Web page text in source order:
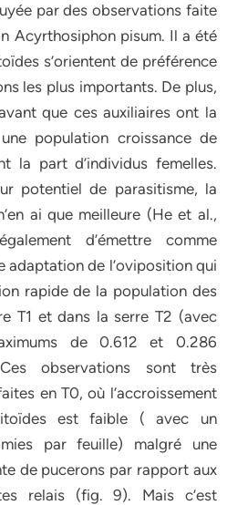
par des observations faite
Acyrthosiphon pisum. Il a été
s’orientent de préférence
les plus importants. De plus,
que ces auxiliaires ont la
population croissance de
la part d’individus femelles.
potentiel de parasitisme, la
ai que meilleure (He et al.,
d’émettre comme
adaptation de l’oviposition qui
rapide de la population des
T1 et dans la serre T2 (avec
de 0.612 et 0.286
observations sont très
en T0, où l’accroissement
est faible ( avec un
par feuille) malgré une
de pucerons par rapport aux
relais (fig. 9). Mais c’est